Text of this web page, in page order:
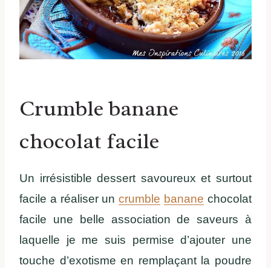
Crumble banane
chocolat facile
Un irrésistible dessert savoureux et surtout
facile a réaliser uncrumble banane chocolat
facile une belle association de saveurs à
laquelle je me suis permise d’ajouter une
touche d’exotisme en remplaçant la poudre